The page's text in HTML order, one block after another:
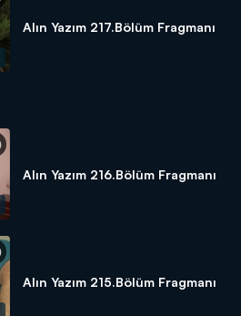
Alın Yazım 217.Bölüm Fragmanı
Alın Yazım 216.Bölüm Fragmanı
Alın Yazım 215.Bölüm Fragmanı